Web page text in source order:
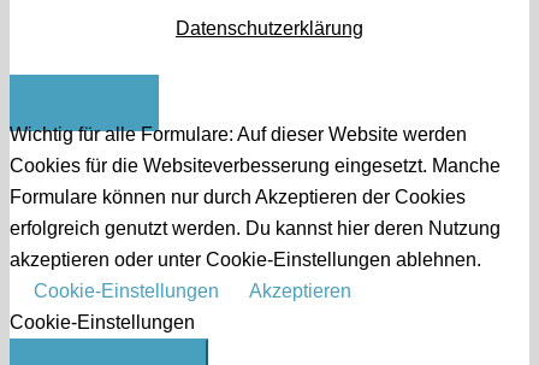
Datenschutzerklärung
Wichtig für alle Formulare: Auf dieser Website werden
Cookies für die Websiteverbesserung eingesetzt. Manche
Formulare können nur durch Akzeptieren der Cookies
erfolgreich genutzt werden. Du kannst hier deren Nutzung
akzeptieren oder unter Cookie-Einstellungen ablehnen.
Cookie-Einstellungen
Akzeptieren
Cookie-Einstellungen